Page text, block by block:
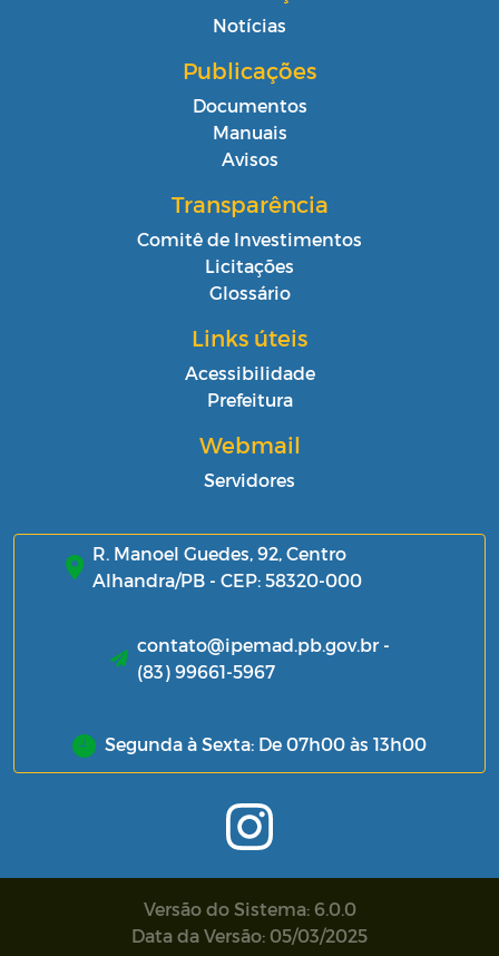
Notícias
Publicações
Documentos
Manuais
Avisos
Transparência
Comitê de Investimentos
Licitações
Glossário
Links úteis
Acessibilidade
Prefeitura
Webmail
Servidores
R. Manoel Guedes, 92, Centro
Alhandra/PB - CEP: 58320-000
contato@ipemad.pb.gov.br -
(83) 99661-5967
Segunda à Sexta: De 07h00 às 13h00
Versão do Sistema: 6.0.0
Data da Versão: 05/03/2025